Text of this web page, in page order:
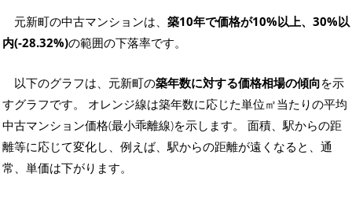
元新町の中古マンションは、 築10年で価格が10%以上、30%以
内(-28.32%)の範囲の下落率です。
以下のグラフは、元新町の築年数に対する価格相場の傾向を示
すグラフです。 オレンジ線は築年数に応じた単位㎡当たりの平均
中古マンション価格(最小乖離線)を示します。 面積、駅からの距
離等に応じて変化し、例えば、駅からの距離が遠くなると、通
常、単価は下がります。